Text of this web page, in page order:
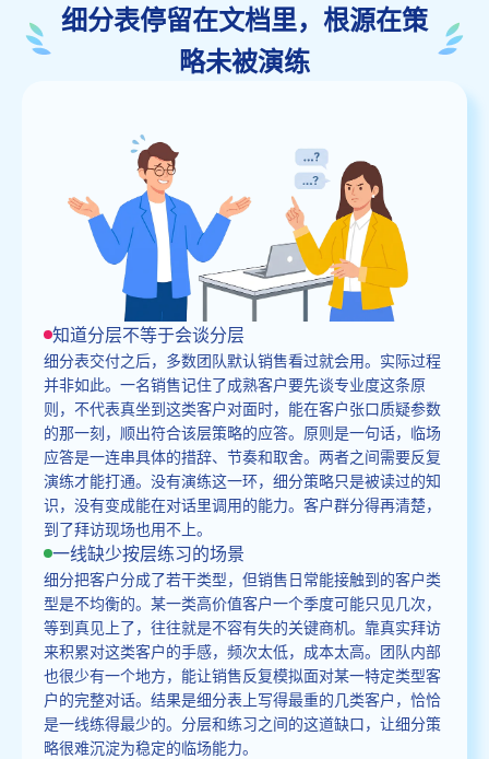
细分表停留在文档里，根源在策
略未被演练
知道分层不等于会谈分层
细分表交付之后，多数团队默认销售看过就会用。实际过程
并非如此。一名销售记住了成熟客户要先谈专业度这条原
则，不代表真坐到这类客户对面时，能在客户张口质疑参数
的那一刻，顺出符合该层策略的应答。原则是一句话，临场
应答是一连串具体的措辞、节奏和取舍。两者之间需要反复
演练才能打通。没有演练这一环，细分策略只是被读过的知
识，没有变成能在对话里调用的能力。客户群分得再清楚，
到了拜访现场也用不上。
一线缺少按层练习的场景
细分把客户分成了若干类型，但销售日常能接触到的客户类
型是不均衡的。某一类高价值客户一个季度可能只见几次，
等到真见上了，往往就是不容有失的关键商机。靠真实拜访
来积累对这类客户的手感，频次太低，成本太高。团队内部
也很少有一个地方，能让销售反复模拟面对某一特定类型客
户的完整对话。结果是细分表上写得最重的几类客户，恰恰
是一线练得最少的。分层和练习之间的这道缺口，让细分策
略很难沉淀为稳定的临场能力。